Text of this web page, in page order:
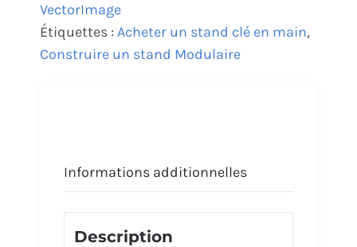
VectorImage
Étiquettes : Acheter un stand clé en main,
Construire un stand Modulaire
Informations additionnelles
Description